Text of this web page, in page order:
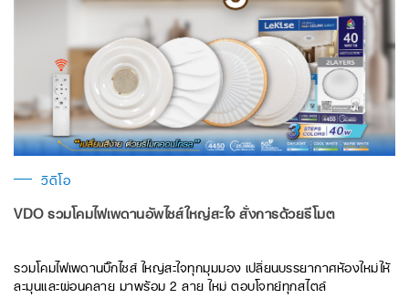
วิดีโอ
VDO รวมโคมไฟเพดานอัพไซส์ใหญ่สะใจ สั่งการด้วยรีโมต
รวมโคมไฟเพดานบิ๊กไซส์ ใหญ่สะใจทุกมุมมอง เปลี่ยนบรรยากาศห้องใหม่ให้
ละมุนและผ่อนคลาย มาพร้อม 2 ลาย ใหม่ ตอบโจทย์ทุกสไตล์